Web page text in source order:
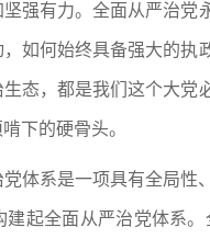
强有力。全面从严治
如何始终具备强大的
态，都是我们这个大
下的硬骨头。
体系是一项具有全局
起全面从严治党体系